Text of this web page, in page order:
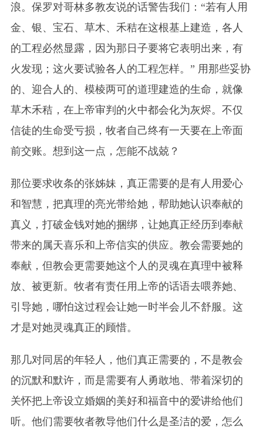
浪。保罗对哥林多教友说的话警告我们：“若有人用
金、银、宝石、草木、禾秸在这根基上建造，各人
的工程必然显露，因为那日子要将它表明出来，有
火发现；这火要试验各人的工程怎样。” 用那些妥协
的、迎合人的、模棱两可的道理建造的生命，就像
草木禾秸，在上帝审判的火中都会化为灰烬。不仅
信徒的生命受亏损，牧者自己终有一天要在上帝面
前交账。想到这一点，怎能不战兢？
那位要求收条的张姊妹，真正需要的是有人用爱心
和智慧，把真理的亮光带给她，帮助她认识奉献的
真义，打破金钱对她的捆绑，让她真正经历到奉献
带来的属天喜乐和上帝信实的供应。教会需要她的
奉献，但教会更需要她这个人的灵魂在真理中被释
放、被更新。牧者有责任用上帝的话语去喂养她、
引导她，哪怕这过程会让她一时半会儿不舒服。这
才是对她灵魂真正的顾惜。
那几对同居的年轻人，他们真正需要的，不是教会
的沉默和默许，而是需要有人勇敢地、带着深切的
关怀把上帝设立婚姻的美好和福音中的爱讲给他们
听。他们需要牧者教导他们什么是圣洁的爱，怎么